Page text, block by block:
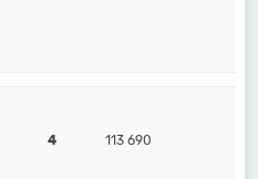
4 113 690